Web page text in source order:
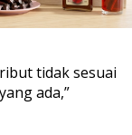
tidak sesuai
ada,”